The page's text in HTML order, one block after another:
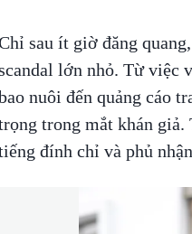
sau ít giờ đăng quang,
lớn nhỏ. Từ việc
nuôi đến quảng cáo
trong mắt khán giả.
đính chỉ và phủ